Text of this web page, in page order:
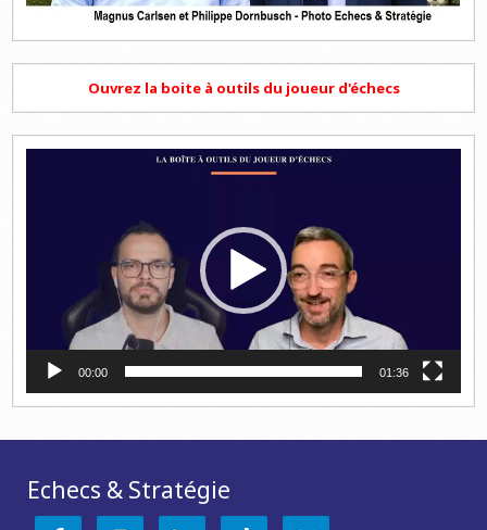
Ouvrez la boite à outils du joueur d'échecs
00:00 01:36
Echecs & Stratégie